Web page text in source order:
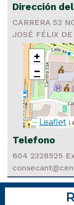
Dirección
CARRERA 52
JOSÉ FÉLIX
+
−
Leaflet |
Telefono
604 2328525